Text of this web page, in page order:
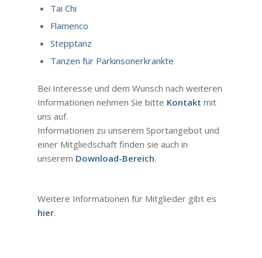
Tai Chi
Flamenco
Stepptanz
Tanzen für Parkinsonerkrankte
Bei Interesse und dem Wunsch nach weiteren
Informationen nehmen Sie bitte Kontakt mit
uns auf.
Informationen zu unserem Sportangebot und
einer Mitgliedschaft finden sie auch in
unserem Download-Bereich.
Weitere Informationen für Mitglieder gibt es
hier.